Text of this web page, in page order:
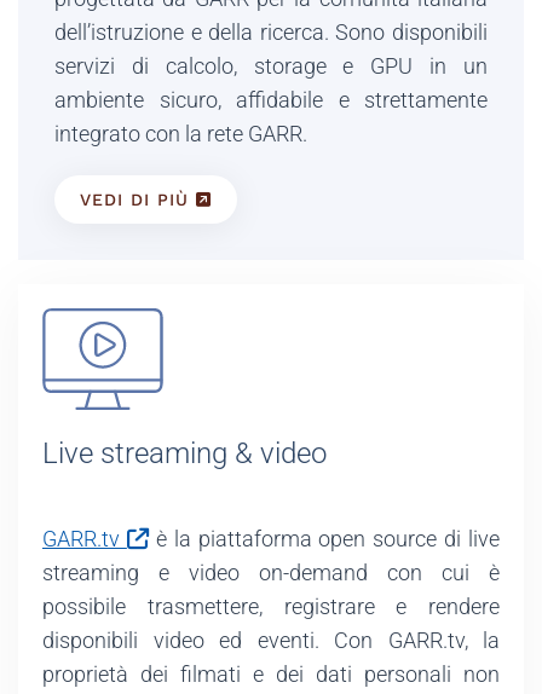
dell’istruzione e della ricerca. Sono disponibili
servizi di calcolo, storage e GPU in un
ambiente sicuro, affidabile e strettamente
integrato con la rete GARR.
VEDI DI PIÙ
Live streaming & video
GARR.tv
è la piattaforma open source di live
streaming e video on-demand con cui è
possibile trasmettere, registrare e rendere
disponibili video ed eventi. Con GARR.tv, la
proprietà dei filmati e dei dati personali non